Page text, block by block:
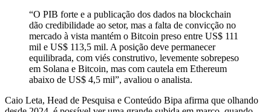
“O PIB forte e a publicação dos dados na blockchain
dão credibilidade ao setor, mas a falta de convicção no
mercado à vista mantém o Bitcoin preso entre US$ 111
mil e US$ 113,5 mil. A posição deve permanecer
equilibrada, com viés construtivo, levemente sobrepeso
em Solana e Bitcoin, mas com cautela em Ethereum
abaixo de US$ 4,5 mil”, avaliou o analista.
Caio Leta, Head de Pesquisa e Conteúdo Bipa afirma que olhando